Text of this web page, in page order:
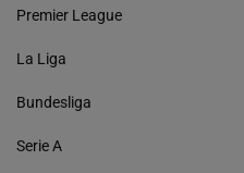
Premier League
La Liga
Bundesliga
Serie A